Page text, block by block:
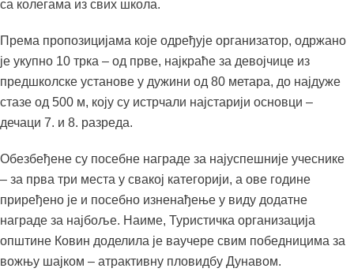
са колегама из свих школа.
Према пропозицијама које одређује организатор, одржано
је укупно 10 трка – од прве, најкраће за девојчице из
предшколске установе у дужини од 80 метара, до најдуже
стазе од 500 м, коју су истрчали најстарији основци –
дечаци 7. и 8. разреда.
Обезбеђене су посебне награде за најуспешније учеснике
– за прва три места у свакој категорији, а ове године
приређено је и посебно изненађење у виду додатне
награде за најбоље. Наиме, Туристичка организација
општине Ковин доделила је ваучере свим победницима за
вожњу шајком – атрактивну пловидбу Дунавом.